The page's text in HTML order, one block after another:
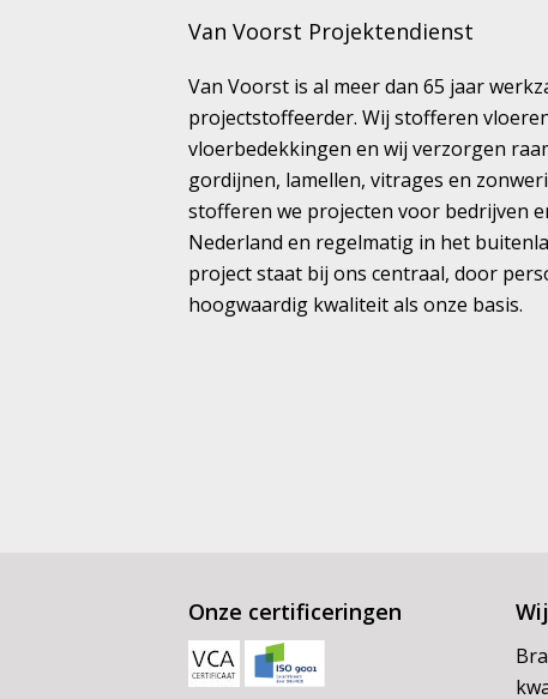
Van Voorst Projektendienst
Van Voorst is al meer dan 65 jaar
projectstoffeerder. Wij stofferen
vloerbedekkingen en wij verzorgen
gordijnen, lamellen, vitrages en
stofferen we projecten voor bedrijven
Nederland en regelmatig in het
project staat bij ons centraal, door
hoogwaardig kwaliteit als onze basis.
Onze certificeringen